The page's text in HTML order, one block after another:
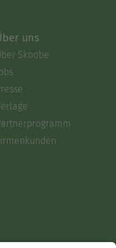
uns
Skoobe